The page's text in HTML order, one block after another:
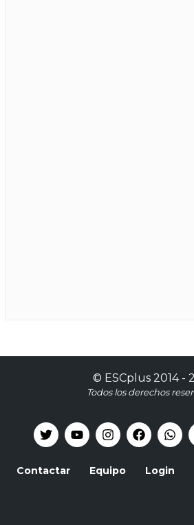
© ESCplus2014 -
Todos los derechos
Contactar Equipo Login